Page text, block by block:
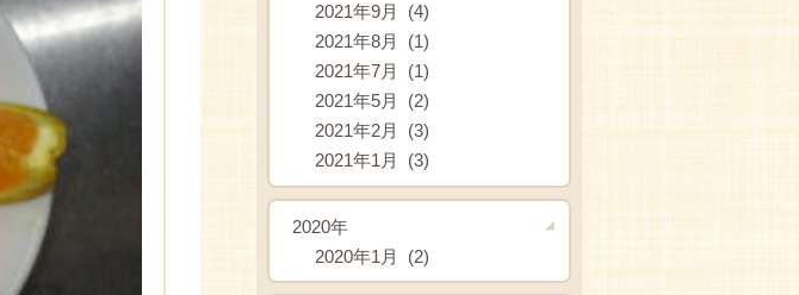
2021年9月 (4)
2021年8月 (1)
2021年7月 (1)
2021年5月 (2)
2021年2月 (3)
2021年1月 (3)
2020年
2020年1月 (2)